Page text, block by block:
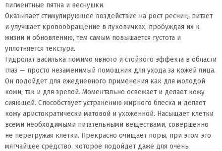
пигментные пятна и веснушки.
Оказывает стимулирующее воздействие на рост ресниц, питает
и улучшает кровообращение в луковичках, пробуждая их к
жизни и обновлению, тем самым повышается густота и
уплотняется текстура.
Гидролат василька помимо явного и стойкого эффекта в области
глаз — просто незаменимый помощник для ухода за кожей лица.
Он подойдет для ежедневного применения как для молодой
кожи, так и для зрелой. Моментально освежает и делает кожу
сияющей. Способствует устранению жирного блеска и делает
кожу аристократически матовой и ухоженной. Насыщает клетки
всеми необходимыми питательными веществами, совершенно
не перегружая клетки. Прекрасно очищает поры, при этом это
мягчайшее средство, которое подойдет даже для очень